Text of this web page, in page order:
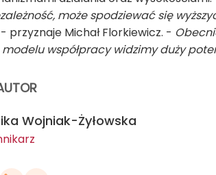
może spodziewać się
przyznaje Michał Florkiewicz. -
współpracy widzimy duży
Wojniak-Żyłowska